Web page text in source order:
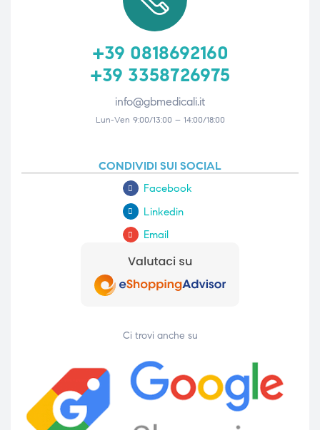
+39 0818692160
+39 3358726975
info@gbmedicali.it
Lun-Ven 9:00/13:00 – 14:00/18:00
CONDIVIDI SUI SOCIAL
Facebook
Linkedin
Email
Ci trovi anche su